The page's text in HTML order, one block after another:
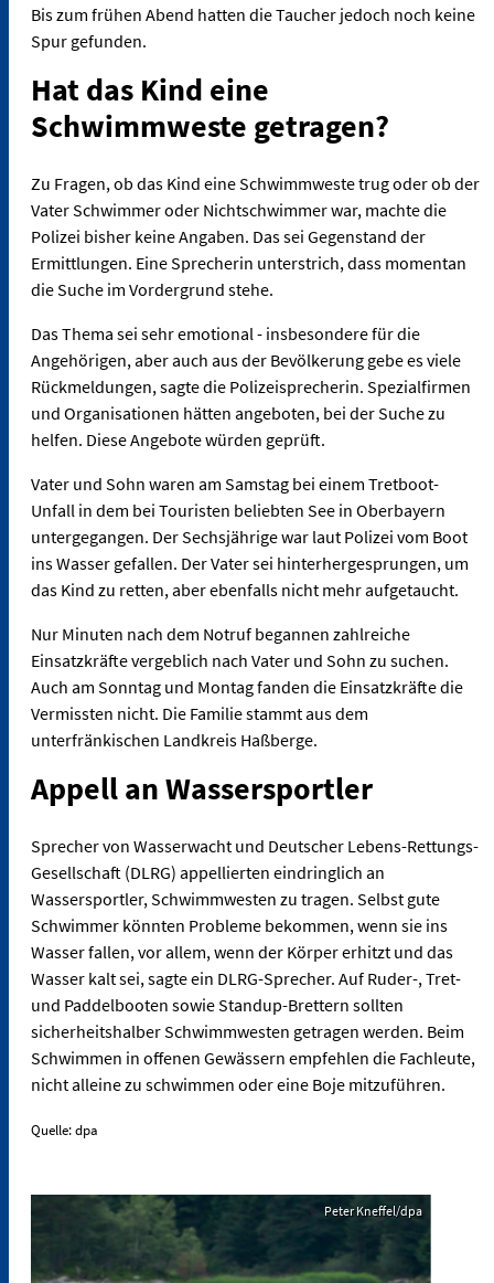
Bis zum frühen Abend hatten die Taucher jedoch noch keine
Spur gefunden.
Hat das Kind eine
Schwimmweste getragen?
Zu Fragen, ob das Kind eine Schwimmweste trug oder ob der
Vater Schwimmer oder Nichtschwimmer war, machte die
Polizei bisher keine Angaben. Das sei Gegenstand der
Ermittlungen. Eine Sprecherin unterstrich, dass momentan
die Suche im Vordergrund stehe.
Das Thema sei sehr emotional - insbesondere für die
Angehörigen, aber auch aus der Bevölkerung gebe es viele
Rückmeldungen, sagte die Polizeisprecherin. Spezialfirmen
und Organisationen hätten angeboten, bei der Suche zu
helfen. Diese Angebote würden geprüft.
Vater und Sohn waren am Samstag bei einem Tretboot-
Unfall in dem bei Touristen beliebten See in Oberbayern
untergegangen. Der Sechsjährige war laut Polizei vom Boot
ins Wasser gefallen. Der Vater sei hinterhergesprungen, um
das Kind zu retten, aber ebenfalls nicht mehr aufgetaucht.
Nur Minuten nach dem Notruf begannen zahlreiche
Einsatzkräfte vergeblich nach Vater und Sohn zu suchen.
Auch am Sonntag und Montag fanden die Einsatzkräfte die
Vermissten nicht. Die Familie stammt aus dem
unterfränkischen Landkreis Haßberge.
Appell an Wassersportler
Sprecher von Wasserwacht und Deutscher Lebens-Rettungs-
Gesellschaft (DLRG) appellierten eindringlich an
Wassersportler, Schwimmwesten zu tragen. Selbst gute
Schwimmer könnten Probleme bekommen, wenn sie ins
Wasser fallen, vor allem, wenn der Körper erhitzt und das
Wasser kalt sei, sagte ein DLRG-Sprecher. Auf Ruder-, Tret-
und Paddelbooten sowie Standup-Brettern sollten
sicherheitshalber Schwimmwesten getragen werden. Beim
Schwimmen in offenen Gewässern empfehlen die Fachleute,
nicht alleine zu schwimmen oder eine Boje mitzuführen.
Quelle: dpa
Peter Kneffel/dpa